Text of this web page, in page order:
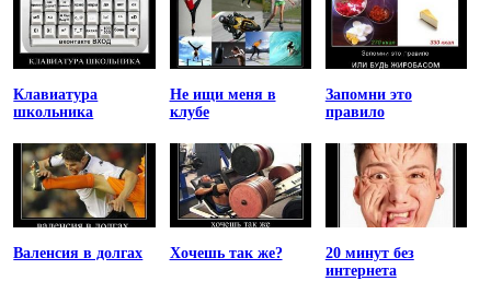
Клавиатура
школьника
Не ищи меня в
клубе
Запомни это
правило
Валенсия в долгах Хочешь так же?
20 минут без
интернета